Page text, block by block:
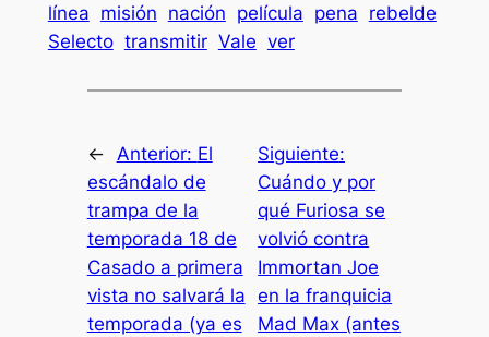
línea misión nación película pena rebelde
Selecto transmitir Vale ver
← Anterior: El
escándalo de
trampa de la
temporada 18 de
Casado a primera
vista no salvará la
temporada (ya es
Siguiente:
Cuándo y por
qué Furiosa se
volvió contra
Immortan Joe
en la franquicia
Mad Max (antes